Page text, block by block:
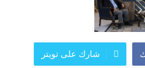
شارك على تويتر